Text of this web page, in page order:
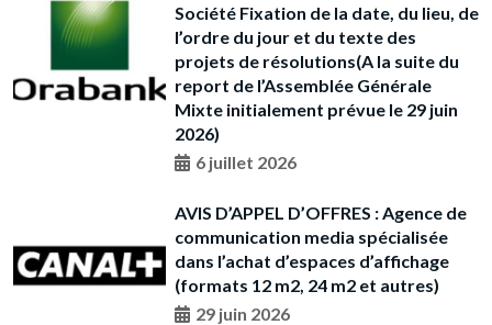
Société Fixation de la date, du lieu, de
l’ordre du jour et du texte des
projets de résolutions(A la suite du
report de l’Assemblée Générale
Mixte initialement prévue le 29 juin
2026)
6 juillet 2026
AVIS D’APPEL D’OFFRES : Agence de
communication media spécialisée
dans l’achat d’espaces d’affichage
(formats 12 m2, 24 m2 et autres)
29 juin 2026